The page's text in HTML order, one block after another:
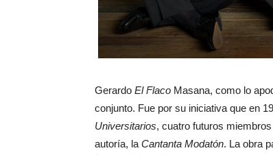
Gerardo El Flaco Masana, como lo
conjunto. Fue por su iniciativa que en
Universitarios, cuatro futuros
autoría, la Cantanta Modatón. La obra